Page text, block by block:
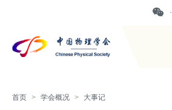
·
首页 > 学会概况 > 大事记